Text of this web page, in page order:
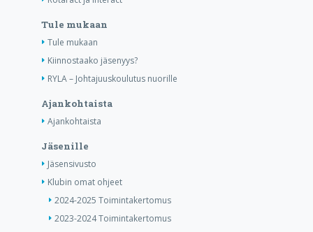
Tule mukaan
Tule mukaan
Kiinnostaako jäsenyys?
RYLA – Johtajuuskoulutus nuorille
Ajankohtaista
Ajankohtaista
Jäsenille
Jäsensivusto
Klubin omat ohjeet
2024-2025 Toimintakertomus
2023-2024 Toimintakertomus